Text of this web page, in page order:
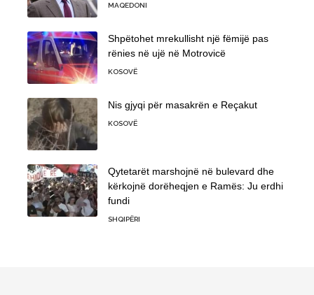
MAQEDONI
Shpëtohet mrekullisht një fëmijë pas
rënies në ujë në Motrovicë
KOSOVË
Nis gjyqi për masakrën e Reçakut
KOSOVË
Qytetarët marshojnë në bulevard dhe
kërkojnë dorëheqjen e Ramës: Ju erdhi
fundi
SHQIPËRI